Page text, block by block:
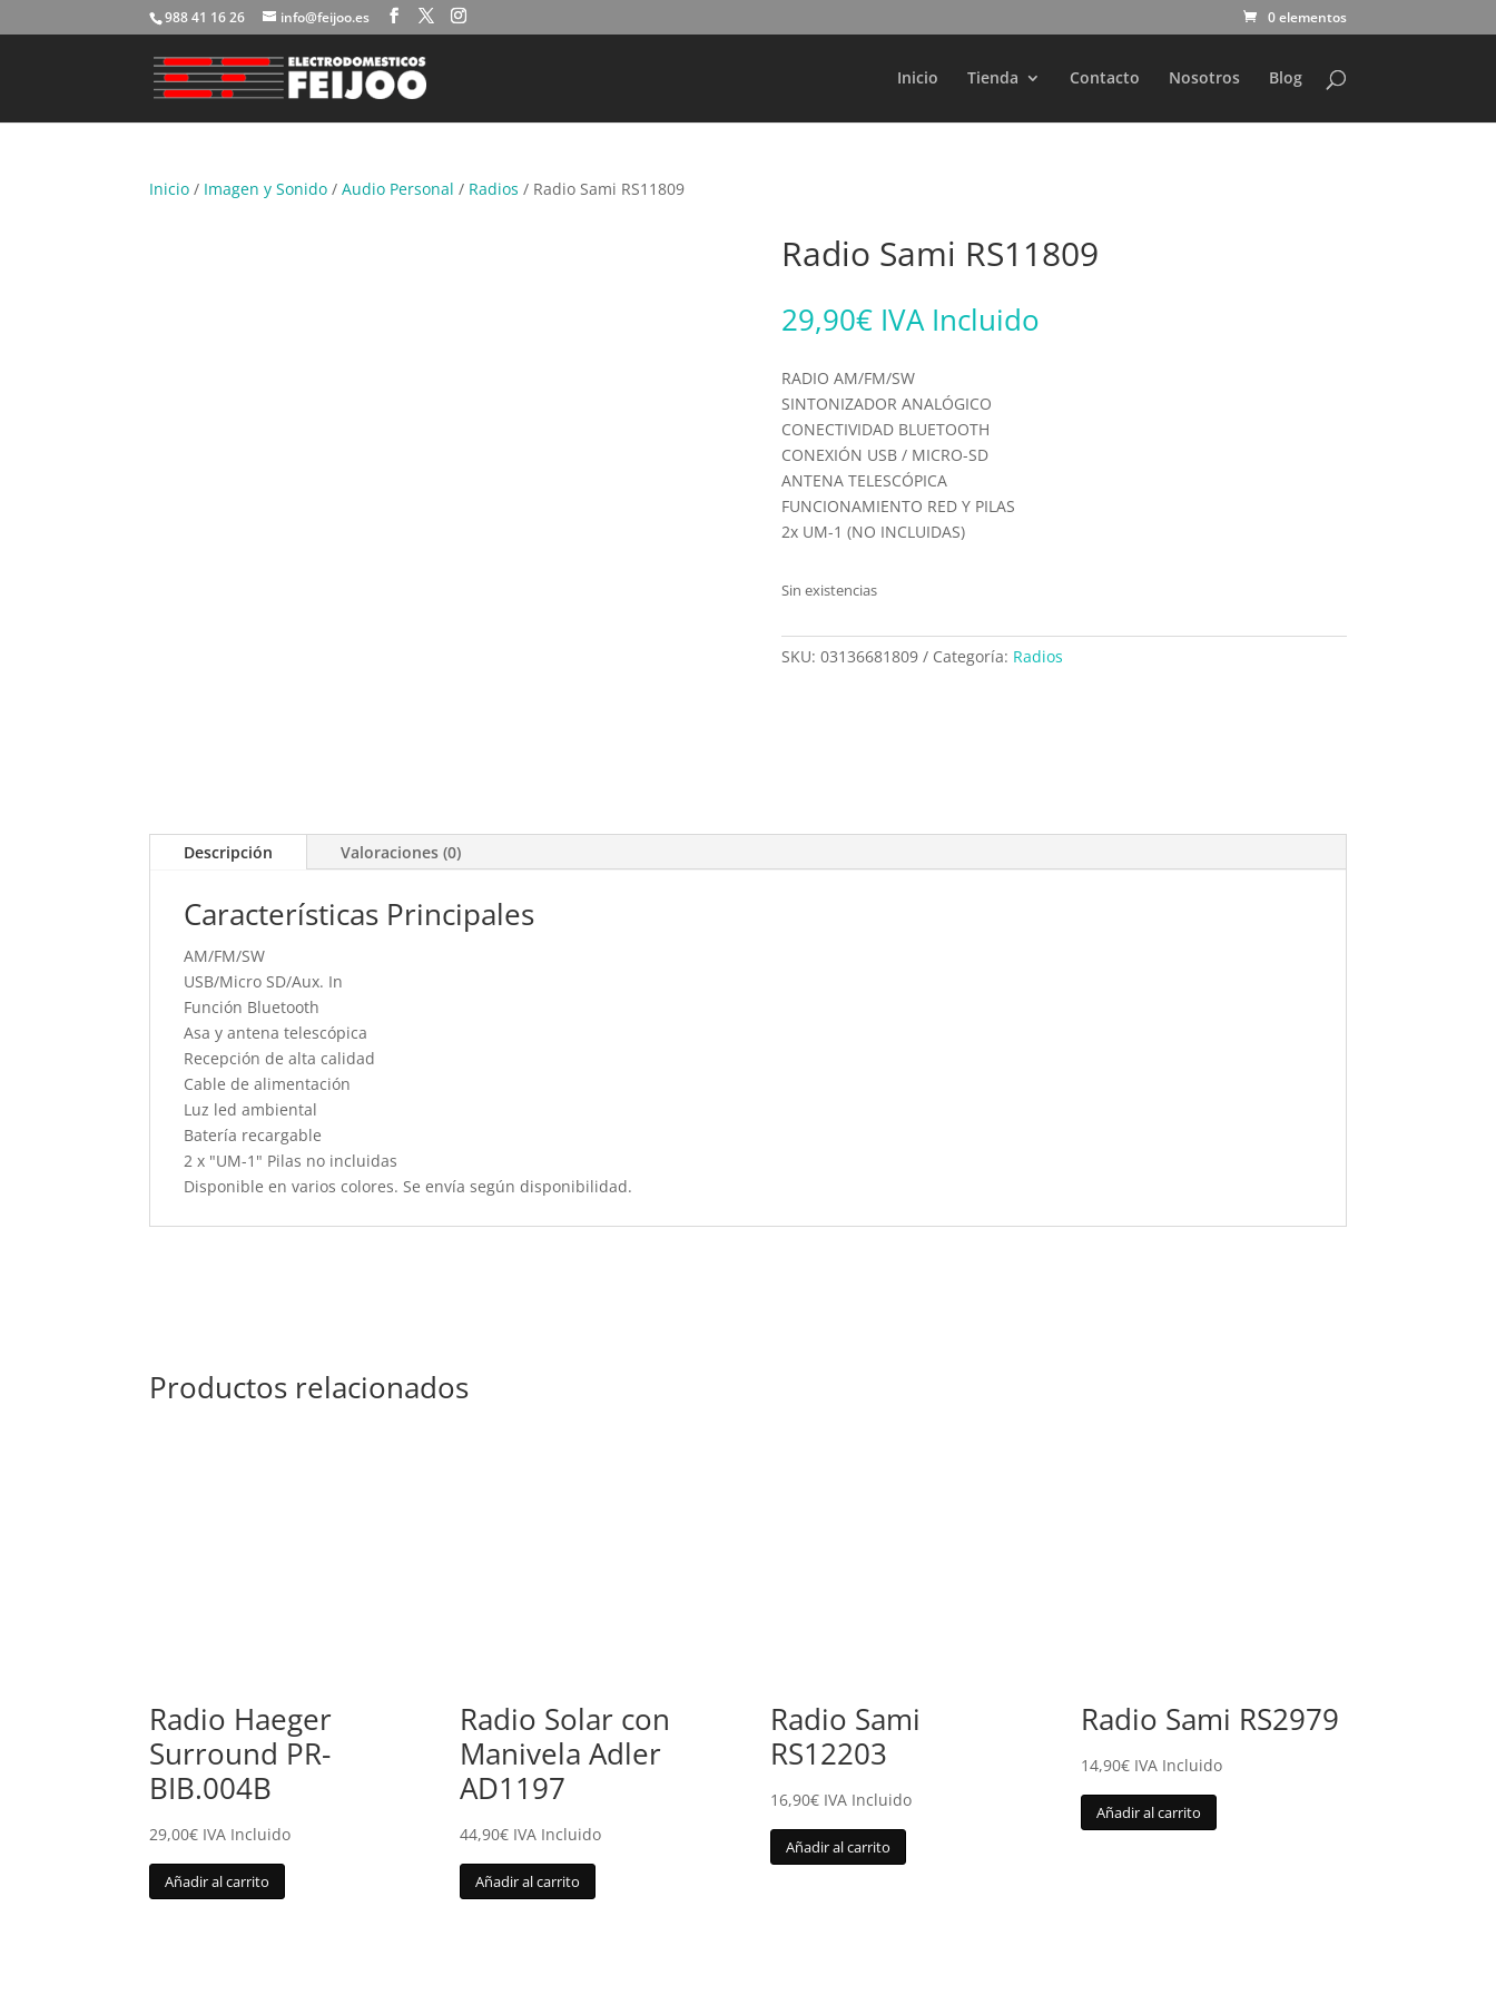
988 41 16 26 info@feijoo.es 0 elementos
Inicio Tienda Contacto Nosotros Blog
Búsqueda
productos
Inicio / Imagen y Sonido /Audio Personal / Radios / Radio Sami RS11809
Radio Sami RS11809
29,90€ IVA Incluido
RADIO AM/FM/SW
SINTONIZADOR ANALÓGICO
CONECTIVIDAD BLUETOOTH
CONEXIÓN USB / MICRO-SD
ANTENA TELESCÓPICA
FUNCIONAMIENTO RED Y PILAS
2x UM-1 (NO INCLUIDAS)
Sin existencias
SKU: 03136681809 Categoría: Radios
Descripción Valoraciones (0)
Características Principales
AM/FM/SW
USB/Micro SD/Aux. In
Función Bluetooth
Asa y antena telescópica
Recepción de alta calidad
Cable de alimentación
Luz led ambiental
Batería recargable
2 x "UM-1" Pilas no incluidas
Disponible en varios colores. Se envía según disponibilidad.
Productos relacionados
Radio Haeger
Surround PR-
BIB.004B
29,00€ IVA Incluido
Añadir al carrito
Radio Solar con
Manivela Adler
AD1197
44,90€ IVA Incluido
Añadir al carrito
Radio Sami
RS12203
16,90€ IVA Incluido
Añadir al carrito
Radio Sami RS2979
14,90€ IVA Incluido
Añadir al carrito